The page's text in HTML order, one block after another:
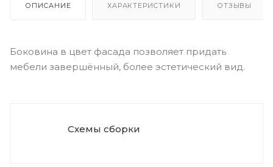
ОПИСАНИЕ ХАРАКТЕРИСТИКИ ОТЗЫВЫ
Боковина в цвет фасада позволяет придать
мебели завершённый, более эстетический вид.
Схемы сборки